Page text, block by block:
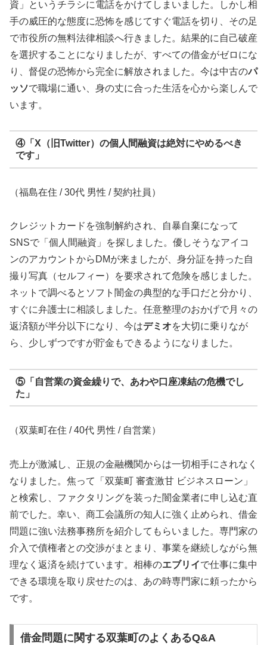
資」というチラシに電話をかけてしまいました。しかし相
手の威圧的な態度に恐怖を感じてすぐ電話を切り、その足
で市役所の無料法律相談へ行きました。結果的に自己破産
を選択することになりましたが、すべての借金がゼロにな
り、督促の恐怖から完全に解放されました。今は中古のパ
ッソで職場に通い、身の丈に合った生活を心から楽しんで
います。
④「X（旧Twitter）の個人間融資は絶対にやめるべき
です」
（福島在住 / 30代 男性 / 契約社員）
クレジットカードを強制解約され、自暴自棄になって
SNSで「個人間融資」を探しました。優しそうなアイコ
ンのアカウントからDMが来ましたが、身分証を持った自
撮り写真（セルフィー）を要求されて危険を感じました。
ネットで調べるとソフト闇金の典型的な手口だと分かり、
すぐに弁護士に相談しました。任意整理のおかげで月々の
返済額が半分以下になり、今はデミオを大切に乗りなが
ら、少しずつですが貯金もできるようになりました。
⑤「自営業の資金繰りで、あわや口座凍結の危機でし
た」
（双葉町在住 / 40代 男性 / 自営業）
売上が激減し、正規の金融機関からは一切相手にされなく
なりました。焦って「双葉町 審査激甘 ビジネスローン」
と検索し、ファクタリングを装った闇金業者に申し込む直
前でした。幸い、商工会議所の知人に強く止められ、借金
問題に強い法務事務所を紹介してもらいました。専門家の
介入で債権者との交渉がまとまり、事業を継続しながら無
理なく返済を続けています。相棒のエブリイで仕事に集中
できる環境を取り戻せたのは、あの時専門家に頼ったから
です。
借金問題に関する双葉町のよくあるQ&A